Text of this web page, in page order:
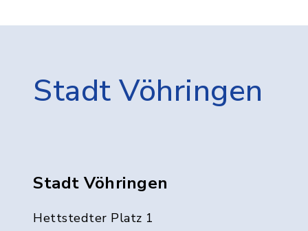
Stadt Vöhringen
Stadt Vöhringen
Hettstedter Platz 1